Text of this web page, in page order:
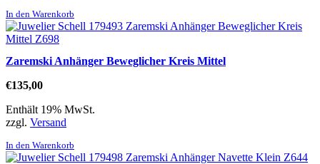
In den Warenkorb
Zaremski Anhänger Beweglicher Kreis Mittel
€135,00
Enthält 19% MwSt.
zzgl. Versand
In den Warenkorb